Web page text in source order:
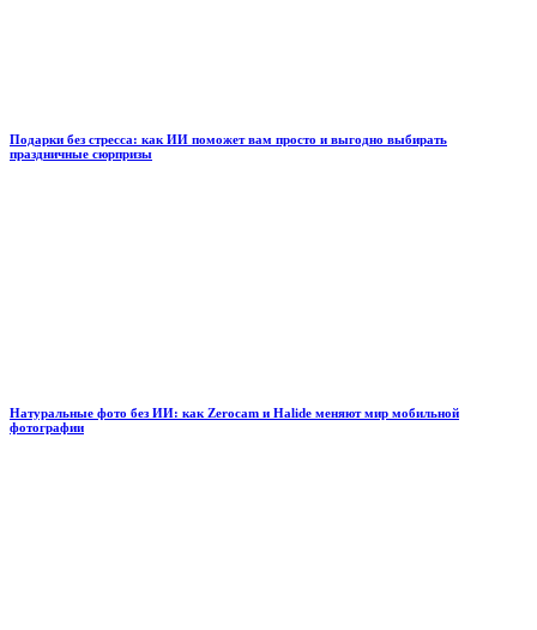
Подарки без стресса: как ИИ поможет вам просто и выгодно выбирать
праздничные сюрпризы
Натуральные фото без ИИ: как Zerocam и Halide меняют мир мобильной
фотографии